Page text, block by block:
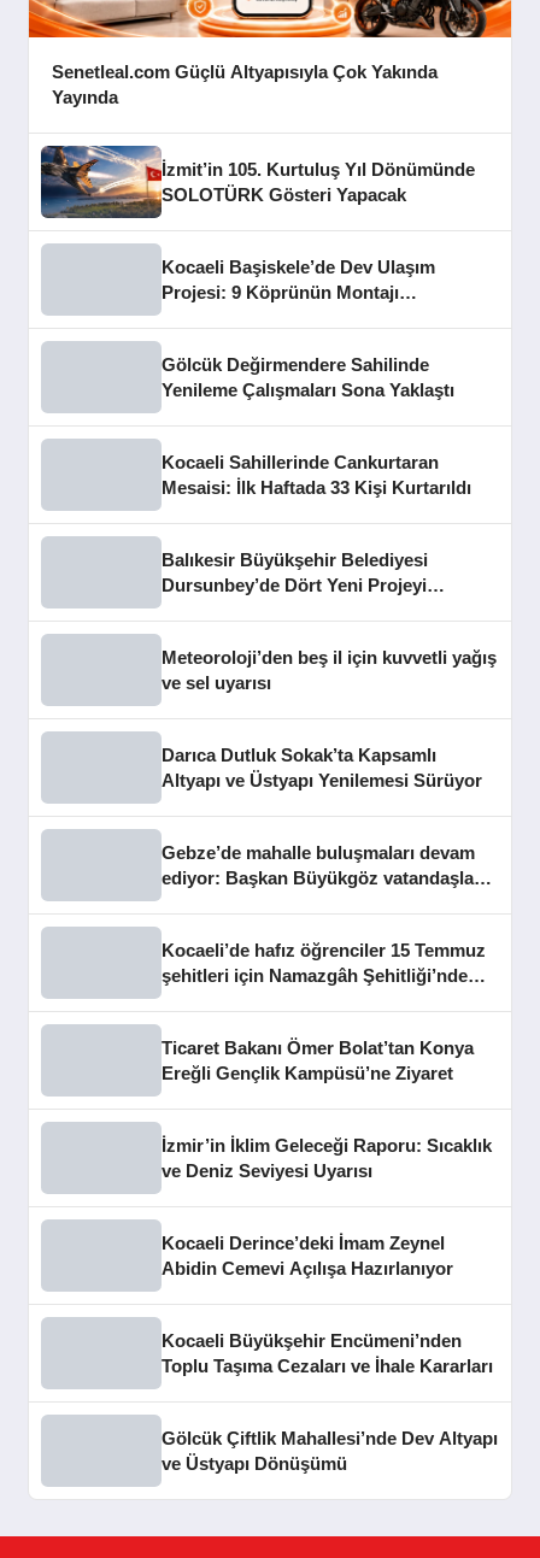
Senetleal.com Güçlü Altyapısıyla Çok Yakında
Yayında
İzmit’in 105. Kurtuluş Yıl Dönümünde
SOLOTÜRK Gösteri Yapacak
Kocaeli Başiskele’de Dev Ulaşım
Projesi: 9 Köprünün Montajı
Gölcük Değirmendere Sahilinde
Yenileme Çalışmaları Sona Yaklaştı
Kocaeli Sahillerinde Cankurtaran
Mesaisi: İlk Haftada 33 Kişi Kurtarıldı
Balıkesir Büyükşehir Belediyesi
Dursunbey’de Dört Yeni Projeyi
Meteoroloji’den beş il için kuvvetli yağış
ve sel uyarısı
Darıca Dutluk Sokak’ta Kapsamlı
Altyapı ve Üstyapı Yenilemesi Sürüyor
Gebze’de mahalle buluşmaları devam
ediyor: Başkan Büyükgöz vatandaşları
Kocaeli’de hafız öğrenciler 15 Temmuz
şehitleri için Namazgâh Şehitliği’nde
Ticaret Bakanı Ömer Bolat’tan Konya
Ereğli Gençlik Kampüsü’ne Ziyaret
İzmir’in İklim Geleceği Raporu: Sıcaklık
ve Deniz Seviyesi Uyarısı
Kocaeli Derince’deki İmam Zeynel
Abidin Cemevi Açılışa Hazırlanıyor
Kocaeli Büyükşehir Encümeni’nden
Toplu Taşıma Cezaları ve İhale Kararları
Gölcük Çiftlik Mahallesi’nde Dev Altyapı
ve Üstyapı Dönüşümü